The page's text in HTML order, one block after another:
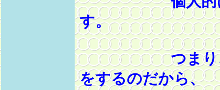
す。
つまり、せ
をするのだから、